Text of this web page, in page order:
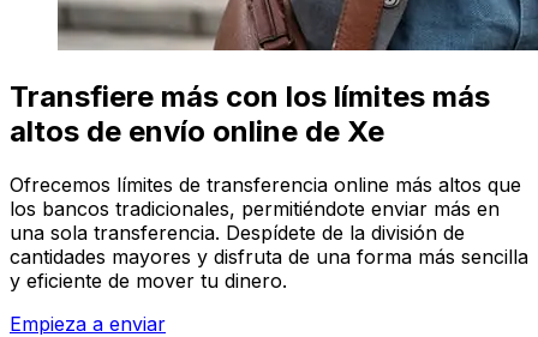
Transfiere más con los límites más
altos de envío online de Xe
Ofrecemos límites de transferencia online más altos que
los bancos tradicionales, permitiéndote enviar más en
una sola transferencia. Despídete de la división de
cantidades mayores y disfruta de una forma más sencilla
y eficiente de mover tu dinero.
Empieza a enviar